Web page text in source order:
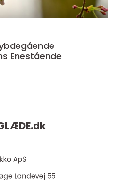
Enestående
dk